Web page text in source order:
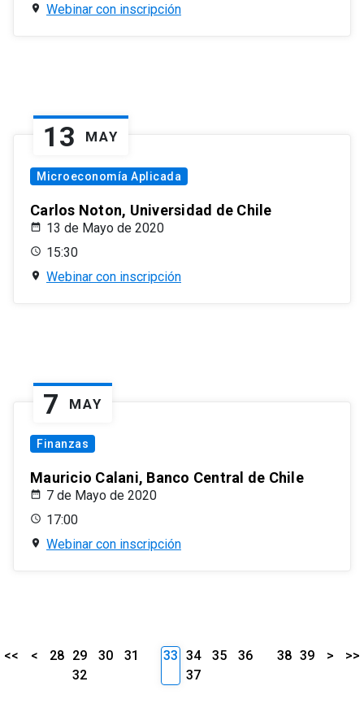
Webinar con inscripción
13 MAY
Microeconomía Aplicada
Carlos Noton, Universidad de Chile
13 de Mayo de 2020
15:30
Webinar con inscripción
7 MAY
Finanzas
Mauricio Calani, Banco Central de Chile
7 de Mayo de 2020
17:00
Webinar con inscripción
<< < 28 29 30
31
32
33 34 35
36
37
38 39 > >>